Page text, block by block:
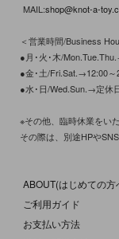
MAIL:shop@knot-a-
＜営業時間/Business
●月･火･木/
●金･土/Fri.Sat.→12:00～
●水･日/Wed.Sun.→定休
※その他、臨時休業をい
その際は、別途HPや
ABOUT(はじめての方
ご利用ガイド
お支払い方法